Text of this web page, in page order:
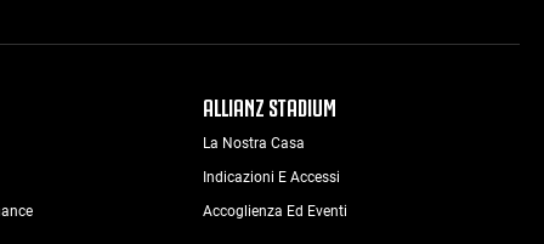
ALLIANZ STADIUM
La Nostra Casa
Indicazioni E Accessi
Accoglienza Ed Eventi